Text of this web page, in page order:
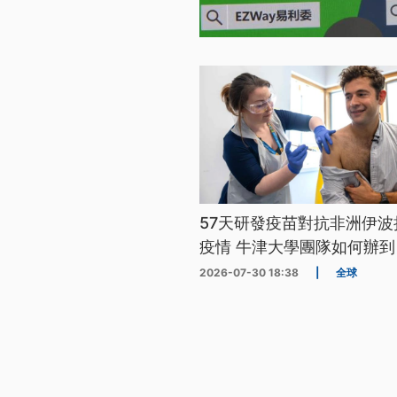
57天研發疫苗對抗非洲伊
疫情 牛津大學團隊如何辦
2026-07-30 18:38 全球